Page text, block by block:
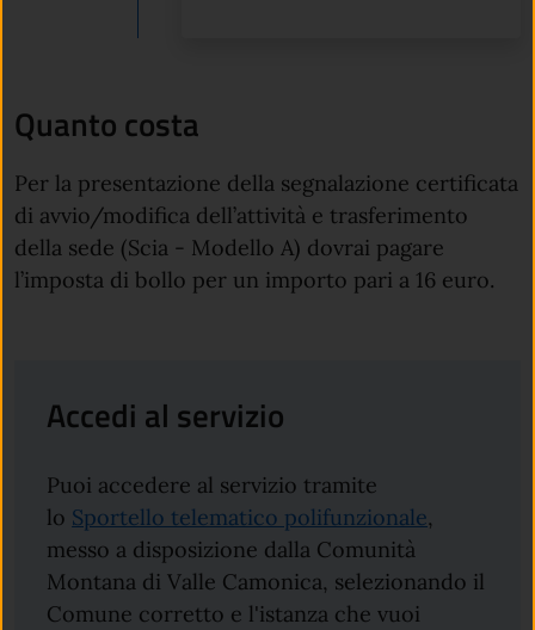
Quanto costa
Per la presentazione della segnalazione certificata
di avvio/modifica dell’attività e trasferimento
della sede (Scia - Modello A) dovrai pagare
l’imposta di bollo per un importo pari a 16 euro.
Accedi al servizio
Puoi accedere al servizio tramite
lo Sportello telematico polifunzionale,
messo a disposizione dalla Comunità
Montana di Valle Camonica, selezionando il
Comune corretto e l'istanza che vuoi